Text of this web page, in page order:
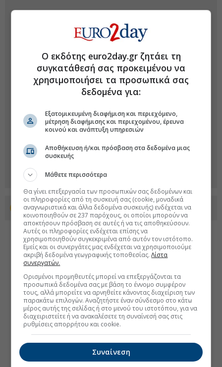
Προσθέστε το euro2day.gr στο Discover
Ο εκδότης euro2day.gr ζητάει τη
συγκατάθεσή σας προκειμένου να
χρησιμοποιήσει τα προσωπικά σας
δεδομένα για:
Εξατομικευμένη διαφήμιση και περιεχόμενο,
μέτρηση διαφήμισης και περιεχομένου, έρευνα
κοινού και ανάπτυξη υπηρεσιών
Αποθήκευση ή/και πρόσβαση στα δεδομένα μιας
συσκευής
Μάθετε περισσότερα
Θα γίνει επεξεργασία των προσωπικών σας δεδομένων και
οι πληροφορίες από τη συσκευή σας (cookie, μοναδικά
αναγνωριστικά και άλλα δεδομένα συσκευής) ενδέχεται να
κοινοποιηθούν σε 237 παρόχους, οι οποίοι μπορούν να
αποκτήσουν πρόσβαση σε αυτές ή να τις αποθηκεύσουν.
Αυτές οι πληροφορίες ενδέχεται επίσης να
χρησιμοποιηθούν συγκεκριμένα από αυτόν τον ιστότοπο.
Εμείς και οι συνεργάτες μας ενδέχεται να χρησιμοποιούμε
ακριβή δεδομένα γεωγραφικής τοποθεσίας.Λίστα
συνεργατών.
Ορισμένοι προμηθευτές μπορεί να επεξεργάζονται τα
προσωπικά δεδομένα σας με βάση το έννομο συμφέρον
τους, αλλά μπορείτε να αρνηθείτε κάνοντας διαχείριση των
παρακάτω επιλογών. Αναζητήστε έναν σύνδεσμο στο κάτω
μέρος αυτής της σελίδας ή στο μενού του ιστοτόπου, για να
διαχειριστείτε ή να ανακαλέσετε τη συναίνεσή σας στις
ρυθμίσεις απορρήτου και cookie.
Συναίνεση